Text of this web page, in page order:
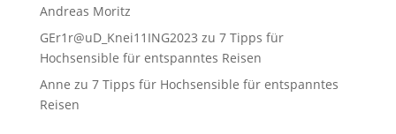
Andreas Moritz
GEr1r@uD_Knei11ING2023 zu 7 Tipps für
Hochsensible für entspanntes Reisen
Anne zu 7 Tipps für Hochsensible für entspanntes
Reisen